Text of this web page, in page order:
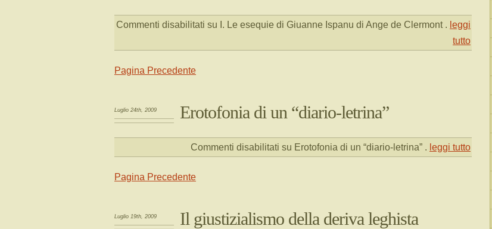
Commenti disabilitati su I. Le esequie di Giuanne Ispanu di Ange de Clermont. leggi
tutto
Pagina Precedente
Luglio 24th, 2009 Erotofonia di un “diario-letrina”
Commenti disabilitati su Erotofonia di un “diario-letrina” . leggi tutto
Pagina Precedente
Luglio 19th, 2009 Il giustizialismo della deriva leghista